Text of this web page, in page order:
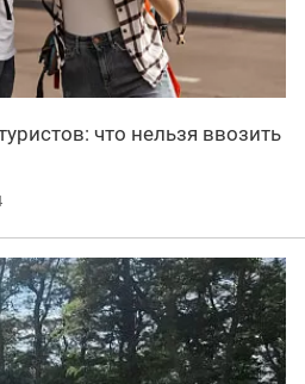
что нельзя ввозить